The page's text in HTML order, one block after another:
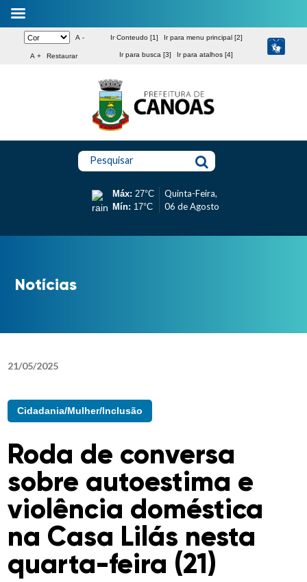
A -
A + Restaurar
Ir Conteudo [1] Ir para menu principal [2]
Ir para busca [3] Ir para atalhos [4]
Pesquisar
Máx: 27°C
Mín: 17°C
Quinta-Feira,
06 de Agosto
Notícias
21/05/2025
Cidadania/Mulher/Inclusão
Roda de conversa
sobre autoestima e
violência doméstica
na Casa Lilás nesta
quarta-feira (21)